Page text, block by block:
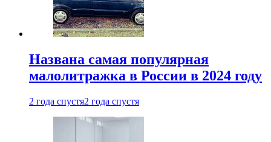
Названа самая популярная
малолитражка в России в 2024 году
2 года спустя2 года спустя